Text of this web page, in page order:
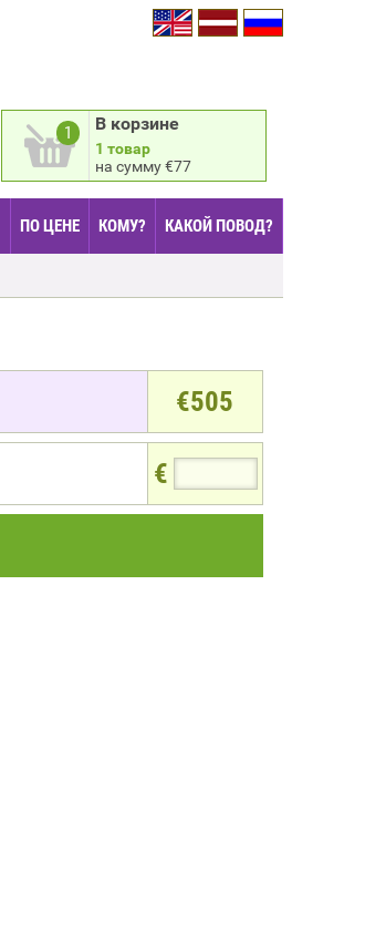
1 В корзине
1 товар
на сумму €77
ПО ЦЕНЕ КОМУ? КАКОЙ ПОВОД?
€505
€